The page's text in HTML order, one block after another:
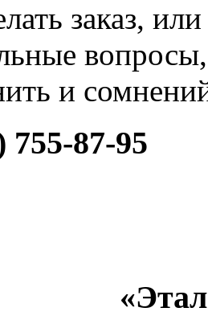
заказ, или
вопросы,
и
87-95